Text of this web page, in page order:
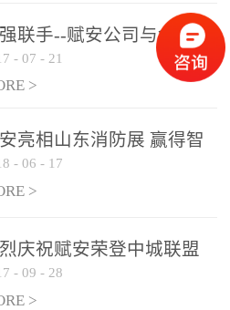
联手--赋安公司与金科
达成战略合作协议
- 07 - 21
>
亮相山东消防展 赢得智
防新荣耀
- 06 - 17
>
庆祝赋安荣登中城联盟
采购战略合作平台
- 09 - 28
>